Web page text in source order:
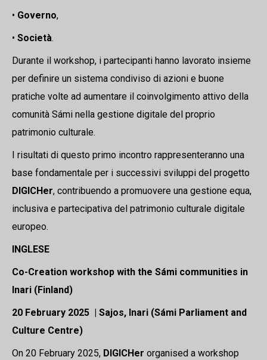
• Governo,
•Società.
Durante il workshop, i partecipanti hanno lavorato insieme
per definire un sistema condiviso di azioni e buone
pratiche volte ad aumentare il coinvolgimento attivo della
comunità Sámi nella gestione digitale del proprio
patrimonio culturale.
I risultati di questo primo incontro rappresenteranno una
base fondamentale per i successivi sviluppi del progetto
DIGICHer, contribuendo a promuovere una gestione equa,
inclusiva e partecipativa del patrimonio culturale digitale
europeo.
INGLESE
Co-Creation workshop with the Sámi communities in
Inari (Finland)
20 February 2025 | Sajos, Inari (Sámi Parliament and
Culture Centre)
On 20 February 2025, DIGICHer organised a workshop